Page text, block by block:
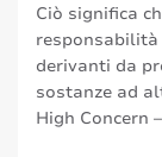
Ciò significa
derivanti da
sostanze ad
High Concern